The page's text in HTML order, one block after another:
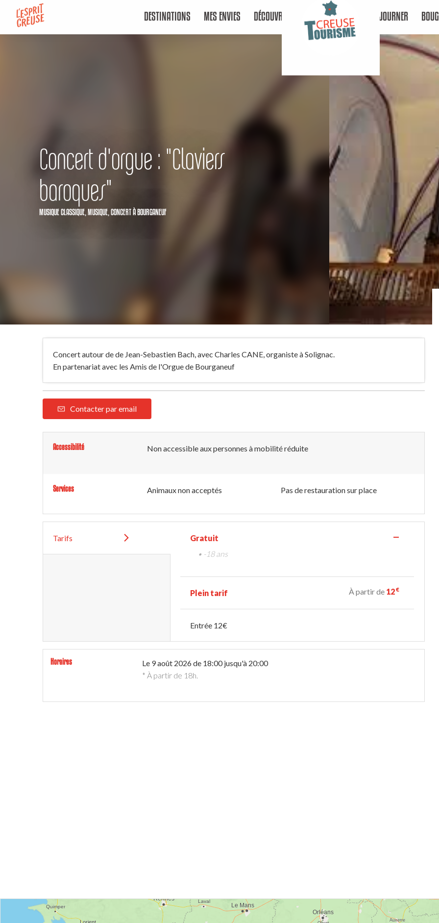
contenu
DESTINATIONS MES ENVIES DÉCOUVRIR SÉJOURNER
Concert d'orgue : "Claviers
baroques"
MUSIQUE CLASSIQUE, MUSIQUE, CONCERTÀ BOURGANEUF
Concert autour de de Jean-Sebastien Bach, avec Charles CANE, organiste à Solignac.
En partenariat avec les Amis de l'Orgue de Bourganeuf
Contacter par email
Accessibilité Non accessible aux personnes à mobilité réduite
Services Animaux non acceptés Pas de restauration sur place
Tarifs Gratuit
—
• -18 ans
Plein tarif À partir de 12€
Entrée 12€
Horaires Le 9 août 2026de 18:00 jusqu'à 20:00
* À partir de 18h.